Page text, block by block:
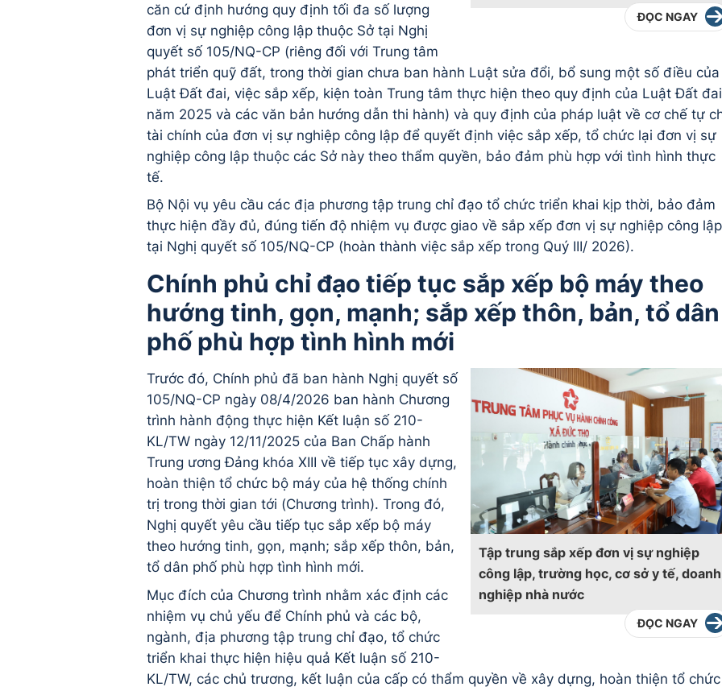
ĐỌC NGAY
căn cứ định hướng quy định tối đa số lượng
đơn vị sự nghiệp công lập thuộc Sở tại Nghị
quyết số 105/NQ-CP (riêng đối với Trung tâm
phát triển quỹ đất, trong thời gian chưa ban hành Luật sửa đổi, bổ sung một số điều của
Luật Đất đai, việc sắp xếp, kiện toàn Trung tâm thực hiện theo quy định của Luật Đất đai
năm 2025 và các văn bản hướng dẫn thi hành) và quy định của pháp luật về cơ chế tự
tài chính của đơn vị sự nghiệp công lập để quyết định việc sắp xếp, tổ chức lại đơn vị sự
nghiệp công lập thuộc các Sở này theo thẩm quyền, bảo đảm phù hợp với tình hình thực
tế.
Bộ Nội vụ yêu cầu các địa phương tập trung chỉ đạo tổ chức triển khai kịp thời, bảo đảm
thực hiện đầy đủ, đúng tiến độ nhiệm vụ được giao về sắp xếp đơn vị sự nghiệp công lập
tại Nghị quyết số 105/NQ-CP (hoàn thành việc sắp xếp trong Quý III/ 2026).
Chính phủ chỉ đạo tiếp tục sắp xếp bộ máy theo
hướng tinh, gọn, mạnh; sắp xếp thôn, bản, tổ dân
phố phù hợp tình hình mới
Tập trung sắp xếp đơn vị sự nghiệp
công lập, trường học, cơ sở y tế, doanh
nghiệp nhà nước
ĐỌC NGAY
Trước đó, Chính phủ đã ban hành Nghị quyết số
105/NQ-CP ngày 08/4/2026 ban hành Chương
trình hành động thực hiện Kết luận số 210-
KL/TW ngày 12/11/2025 của Ban Chấp hành
Trung ương Đảng khóa XIII về tiếp tục xây dựng,
hoàn thiện tổ chức bộ máy của hệ thống chính
trị trong thời gian tới (Chương trình). Trong đó,
Nghị quyết yêu cầu tiếp tục sắp xếp bộ máy
theo hướng tinh, gọn, mạnh; sắp xếp thôn, bản,
tổ dân phố phù hợp tình hình mới.
Mục đích của Chương trình nhằm xác định các
nhiệm vụ chủ yếu để Chính phủ và các bộ,
ngành, địa phương tập trung chỉ đạo, tổ chức
triển khai thực hiện hiệu quả Kết luận số 210-
KL/TW, các chủ trương, kết luận của cấp có thẩm quyền về xây dựng, hoàn thiện tổ chức